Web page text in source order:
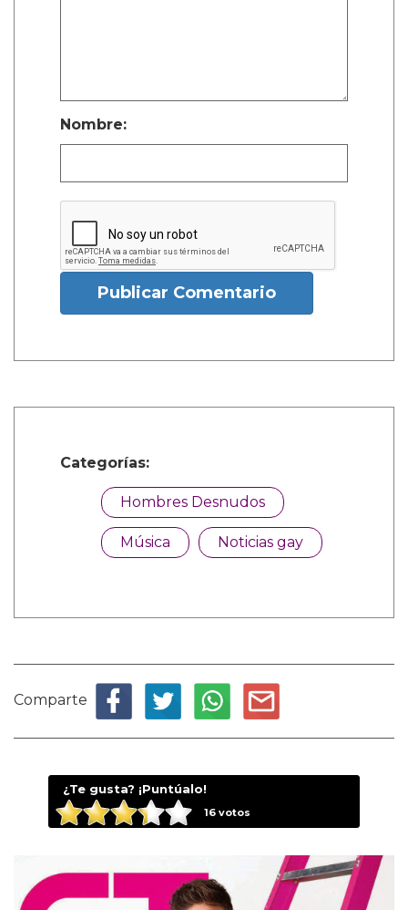
Nombre:
Publicar Comentario
Categorías:
Hombres Desnudos
Música Noticias gay
Comparte
¿Te gusta? ¡Puntúalo!
16votos